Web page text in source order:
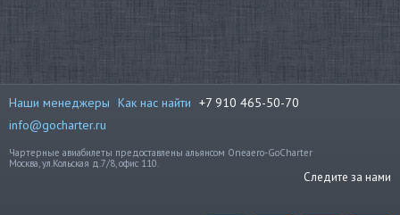
Наши менеджеры Как нас найти +7 910 465-50-70
info@gocharter.ru
Чартерные авиабилеты предоставлены альянсом Oneaero-GoCharter
Москва, ул.Кольская д.7/8, офис 110.
Следите за нами